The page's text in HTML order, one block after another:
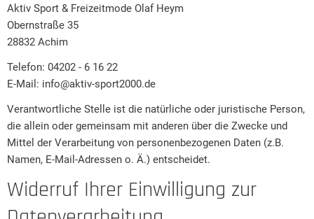
Aktiv Sport & Freizeitmode Olaf Heym
Obernstraße 35
28832 Achim
Telefon: 04202 - 6 16 22
E-Mail: info@aktiv-sport2000.de
Verantwortliche Stelle ist die natürliche oder juristische Person,
die allein oder gemeinsam mit anderen über die Zwecke und
Mittel der Verarbeitung von personenbezogenen Daten (z.B.
Namen, E-Mail-Adressen o. Ä.) entscheidet.
Widerruf Ihrer Einwilligung zur